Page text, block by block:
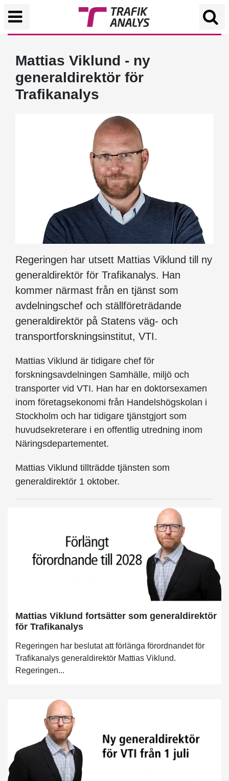
Mattias Viklund - ny
generaldirektör för
Trafikanalys
Regeringen har utsett Mattias Viklund till ny
generaldirektör för Trafikanalys. Han
kommer närmast från en tjänst som
avdelningschef och ställföreträdande
generaldirektör på Statens väg- och
transportforskningsinstitut, VTI.
Mattias Viklund är tidigare chef för
forskningsavdelningen Samhälle, miljö och
transporter vid VTI. Han har en doktorsexamen
inom företagsekonomi från Handelshögskolan i
Stockholm och har tidigare tjänstgjort som
huvudsekreterare i en offentlig utredning inom
Näringsdepartementet.
Mattias Viklund tillträdde tjänsten som
generaldirektör 1 oktober.
Mattias Viklund fortsätter som generaldirektör
för Trafikanalys
Regeringen har beslutat att förlänga förordnandet för
Trafikanalys generaldirektör Mattias Viklund.
Regeringen...